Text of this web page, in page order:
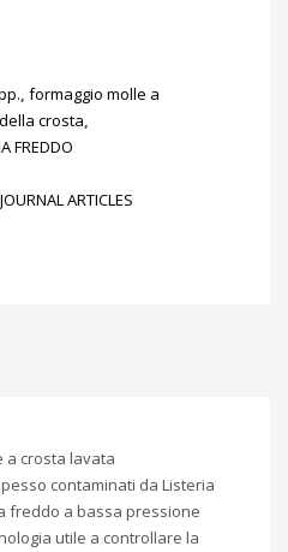
, formaggio molle a
crosta,
FREDDO
JOURNAL ARTICLES
a crosta lavata
contaminati da Listeria
freddo a bassa pressione
utile a controllare la